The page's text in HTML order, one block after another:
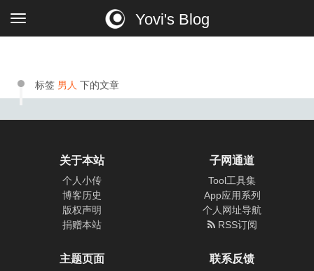
Yovi's Blog
标签 男人 下的文章
关于本站
个人小传
博客历史
版权声明
捐赠本站
子网通道
Tool工具集
App应用系列
个人网址导航
RSS订阅
主题页面 联系反馈